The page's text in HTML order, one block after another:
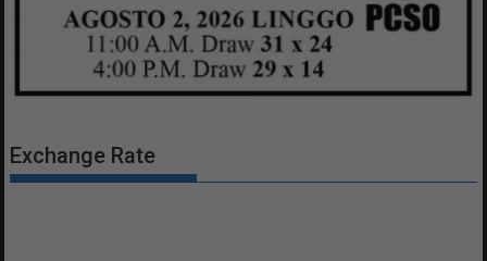
Exchange Rate